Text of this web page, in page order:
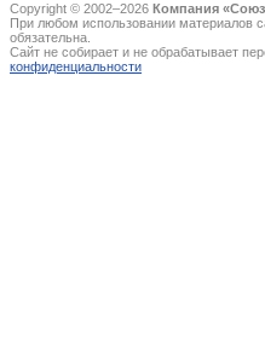
Copyright © 2002–2026 Компания
При любом использовании материалов
обязательна.
Сайт не собирает и не обрабатывает
конфиденциальности